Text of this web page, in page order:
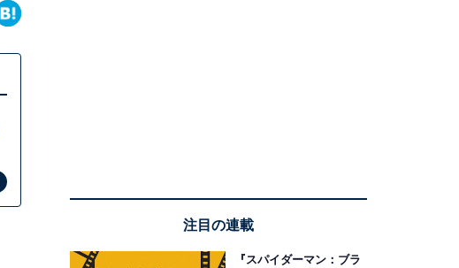
注目の連載
『スパイダーマン：ブラ